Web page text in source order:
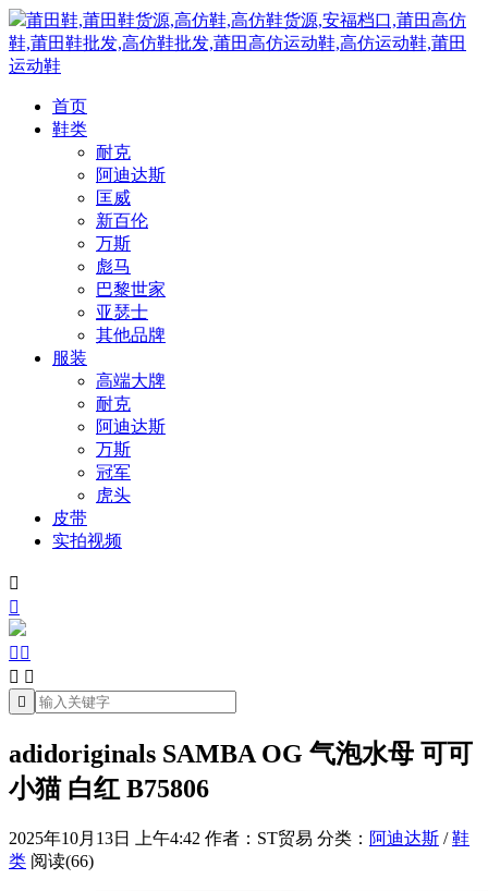
莆田鞋,莆田鞋货源,高仿鞋,高仿鞋货源,安福档口,莆田高仿
鞋,莆田鞋批发,高仿鞋批发,莆田高仿运动鞋,高仿运动鞋,莆田
运动鞋
首页
鞋类
耐克
阿迪达斯
匡威
新百伦
万斯
彪马
巴黎世家
亚瑟士
其他品牌
服装
高端大牌
耐克
阿迪达斯
万斯
冠军
虎头
皮带
实拍视频


 
 

adidoriginals SAMBA OG 气泡水母 可可
小猫 白红 B75806
2025年10月13日 上午4:42 作者：ST贸易 分类： 阿迪达斯 /鞋
类 阅读(66)